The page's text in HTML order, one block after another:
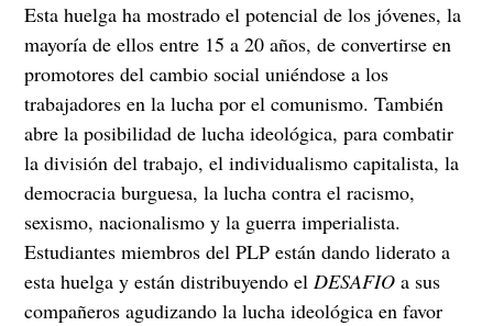
Esta huelga ha mostrado el potencial de los jóvenes, la
mayoría de ellos entre 15 a 20 años, de convertirse en
promotores del cambio social uniéndose a los
trabajadores en la lucha por el comunismo. También
abre la posibilidad de lucha ideológica, para combatir
la división del trabajo, el individualismo capitalista, la
democracia burguesa, la lucha contra el racismo,
sexismo, nacionalismo y la guerra imperialista.
Estudiantes miembros del PLP están dando liderato a
esta huelga y están distribuyendo elDESAFIO a sus
compañeros agudizando la lucha ideológica en favor